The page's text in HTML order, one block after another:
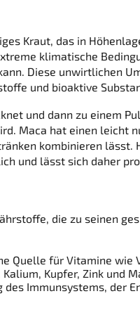
Kraut, das in
klimatische
Diese unwirtlichen
und bioaktive
und dann zu einem
Maca hat einen leicht
kombinieren lässt.
und lässt sich daher
die zu seinen
Quelle für Vitamine wie
Kupfer, Zink und
Immunsystems, der